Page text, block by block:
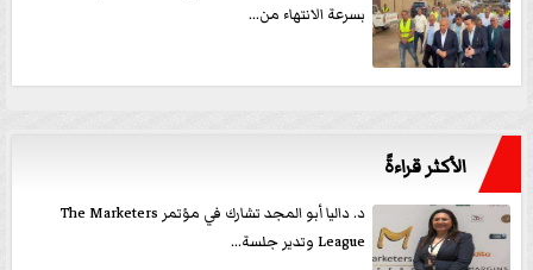
بسرعة الانتهاء من...
الأكثر قراءةً
د. داليا أبو المجد تشارك في مؤتمر The Marketers
League وتدير جلسة...